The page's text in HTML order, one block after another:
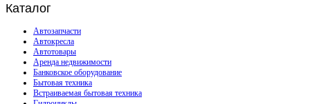
Каталог
Автозапчасти
Автокресла
Автотовары
Аренда недвижимости
Банковское оборудование
Бытовая техника
Встраиваемая бытовая техника